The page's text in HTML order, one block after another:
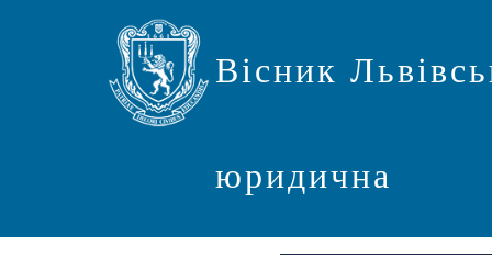
Вісник
юридична